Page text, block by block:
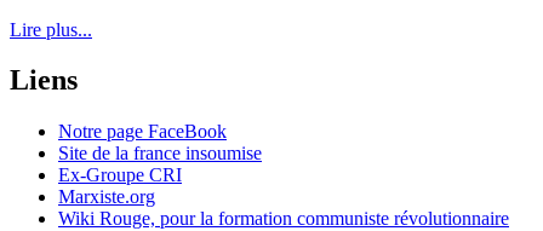
Lire plus...
Liens
Notre page FaceBook
Site de la france insoumise
Ex-Groupe CRI
Marxiste.org
Wiki Rouge, pour la formation communiste révolutionnaire